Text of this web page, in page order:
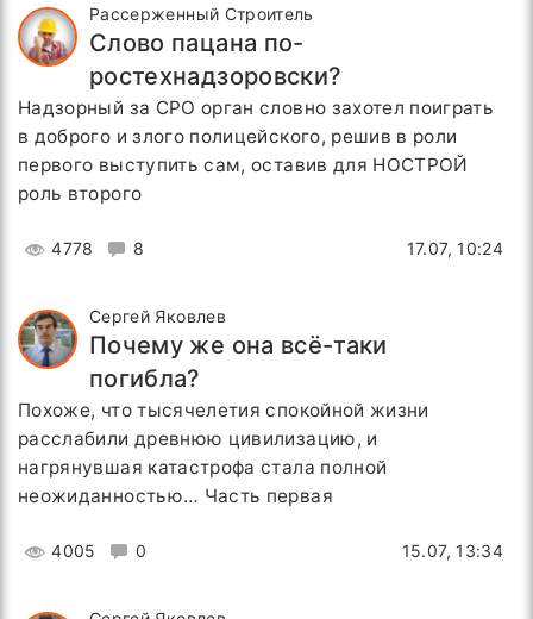
Рассерженный Строитель
Слово пацана по-
ростехнадзоровски?
Надзорный за СРО орган словно захотел поиграть
в доброго и злого полицейского, решив в роли
первого выступить сам, оставив для НОСТРОЙ
роль второго
4778 8 17.07, 10:24
Сергей Яковлев
Почему же она всё-таки
погибла?
Похоже, что тысячелетия спокойной жизни
расслабили древнюю цивилизацию, и
нагрянувшая катастрофа стала полной
неожиданностью… Часть первая
4005 0 15.07, 13:34